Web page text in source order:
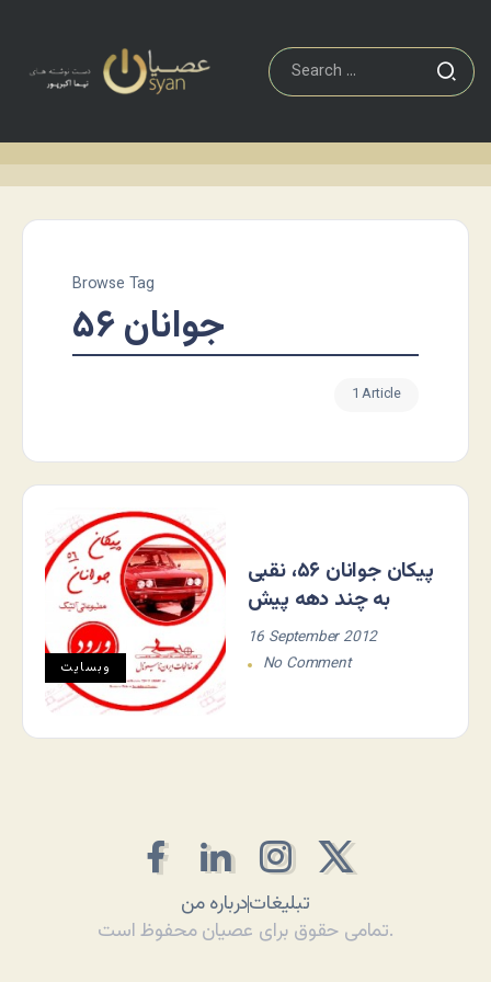
Browse Tag
جوانان ۵۶
1 Article
وبسایت
پیکان جوانان ۵۶، نقبی
به چند دهه پیش
16 September 2012
No Comment
درباره منتبلیغات
تمامی حقوق برای عصیان محفوظ است.